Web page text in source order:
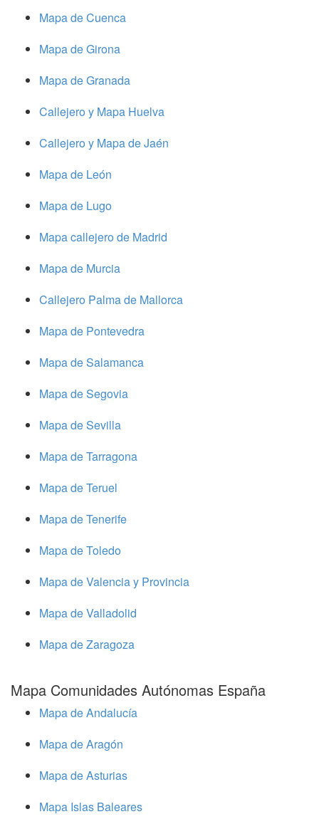
Mapa de Cuenca
Mapa de Girona
Mapa de Granada
Callejero y Mapa Huelva
Callejero y Mapa de Jaén
Mapa de León
Mapa de Lugo
Mapa callejero de Madrid
Mapa de Murcia
Callejero Palma de Mallorca
Mapa de Pontevedra
Mapa de Salamanca
Mapa de Segovia
Mapa de Sevilla
Mapa de Tarragona
Mapa de Teruel
Mapa de Tenerife
Mapa de Toledo
Mapa de Valencia y Provincia
Mapa de Valladolid
Mapa de Zaragoza
Mapa Comunidades Autónomas España
Mapa de Andalucía
Mapa de Aragón
Mapa de Asturias
Mapa Islas Baleares